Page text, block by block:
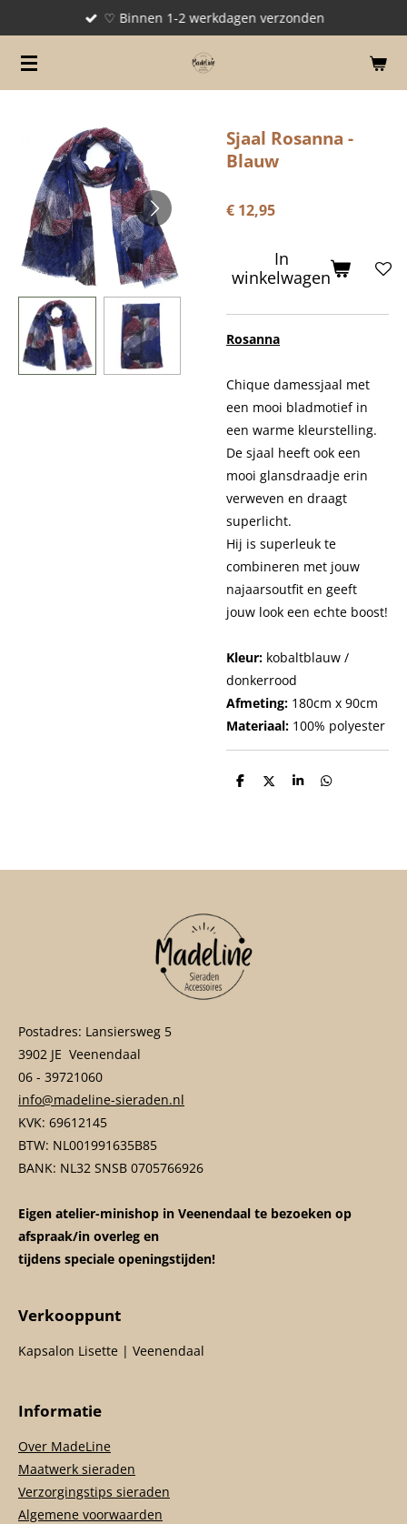
naar
de
♡ Binnen 1-2 werkdagen verzonden
Sjaal Rosanna -
Blauw
€ 12,95
In
winkelwagen
Rosanna
Chique damessjaal met
een mooi bladmotief in
een warme kleurstelling.
De sjaal heeft ook een
mooi glansdraadje erin
verweven en draagt
superlicht.
Hij is superleuk te
combineren met jouw
najaarsoutfit en geeft
jouw look een echte boost!
Kleur: kobaltblauw /
donkerrood
Afmeting: 180cm x 90cm
Materiaal: 100% polyester
D
D
S
D
Postadres: Lansiersweg 5
3902 JE Veenendaal
06 - 39721060
info@madeline-sieraden.nl
KVK: 69612145
BTW: NL001991635B85
BANK: NL32 SNSB 0705766926
Eigen atelier-minishop in Veenendaal te bezoeken op
afspraak/in overleg en
tijdens speciale openingstijden!
Verkooppunt
Kapsalon Lisette | Veenendaal
Informatie
Over MadeLine
Maatwerk sieraden
Verzorgingstips sieraden
Algemene voorwaarden